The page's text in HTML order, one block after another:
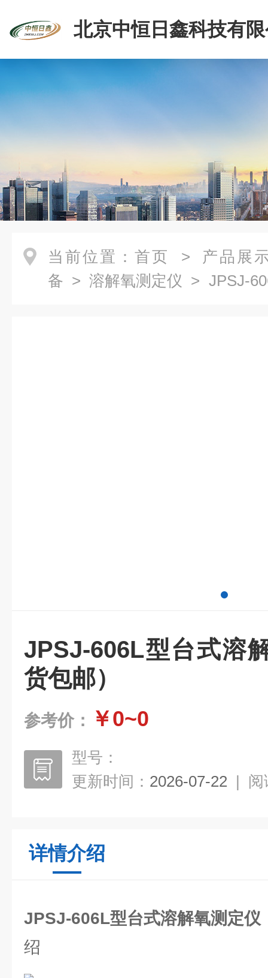
北京中恒日鑫科技有
当前位置： 首页 > 产品展
备 > 溶解氧测定仪 > JPSJ-
JPSJ-606L型台式溶
货包邮）
参考价： ￥0~0
型号：
更新时间： 2026-07-22 | 阅
详情介绍
JPSJ-606L型台式溶解氧测定仪
绍